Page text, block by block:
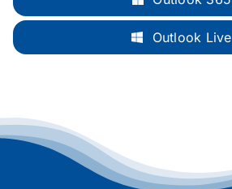
Outlook Live